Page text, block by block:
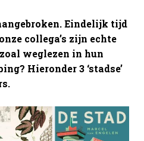
Eindelijk tijd
collega’s zijn echte
weglezen in hun
Hieronder 3 ‘stadse’